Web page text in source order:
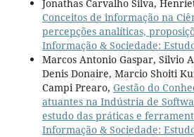
Jonathas Carvalho Silva,
Conceitos de informação na
percepções analíticas,
Informação & Sociedade:
Marcos Antonio Gaspar, Silvio
Denis Donaire, Marcio Shoiti
Campi Prearo, Gestão do
atuantes na Indústria de
estudo das práticas e
Informação & Sociedade: